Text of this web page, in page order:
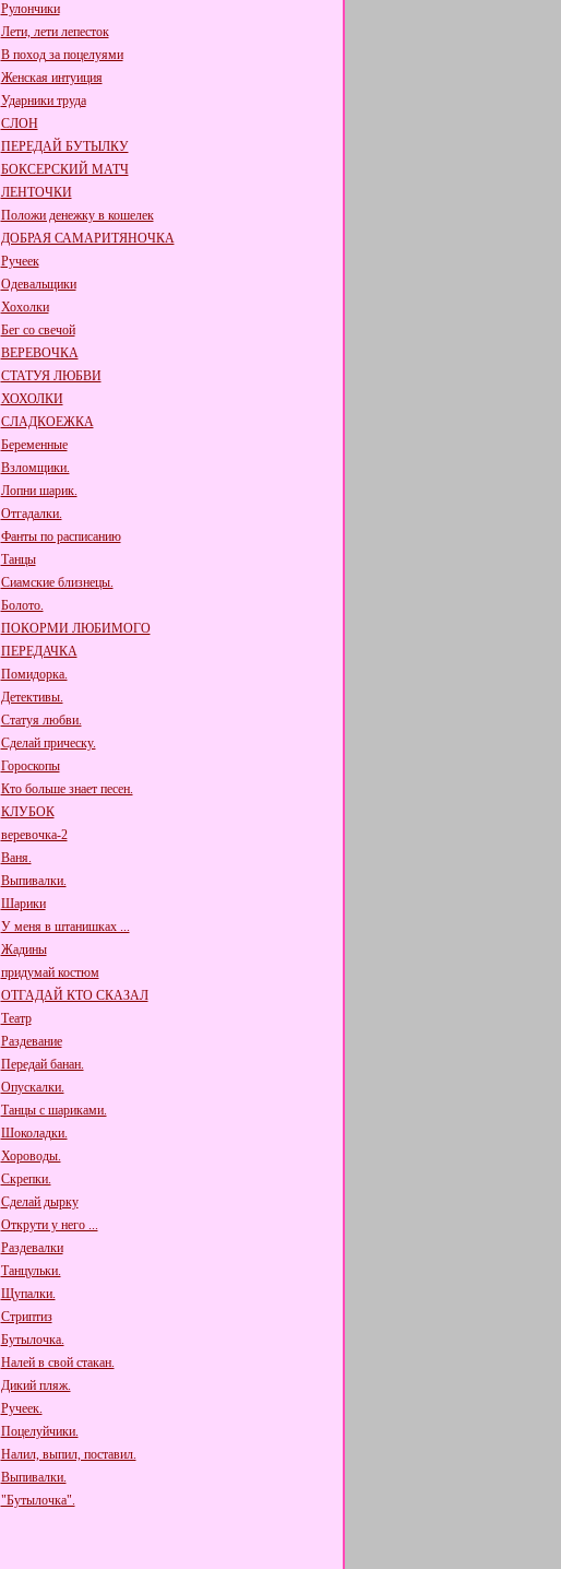
Рулончики
Лети, лети лепесток
В поход за поцелуями
Женская интуиция
Ударники труда
СЛОН
ПЕРЕДАЙ БУТЫЛКУ
БОКСЕРСКИЙ МАТЧ
ЛЕНТОЧКИ
Положи денежку в кошелек
ДОБРАЯ САМАРИТЯНОЧКА
Ручеек
Одевальщики
Хохолки
Бег со свечой
ВЕРЕВОЧКА
СТАТУЯ ЛЮБВИ
ХОХОЛКИ
СЛАДКОЕЖКА
Беременные
Взломщики.
Лопни шарик.
Отгадалки.
Фанты по расписанию
Танцы
Сиамские близнецы.
Болото.
ПОКОРМИ ЛЮБИМОГО
ПЕРЕДАЧКА
Помидорка.
Детективы.
Статуя любви.
Сделай прическу.
Гороскопы
Кто больше знает песен.
КЛУБОК
веревочка-2
Ваня.
Выпивалки.
Шарики
У меня в штанишках ...
Жадины
придумай костюм
ОТГАДАЙ КТО СКАЗАЛ
Театр
Раздевание
Передай банан.
Опускалки.
Танцы с шариками.
Шоколадки.
Хороводы.
Скрепки.
Сделай дырку
Открути у него ...
Раздевалки
Танцульки.
Щупалки.
Стриптиз
Бутылочка.
Налей в свой стакан.
Дикий пляж.
Ручеек.
Поцелуйчики.
Налил, выпил, поставил.
Выпивалки.
"Бутылочка".